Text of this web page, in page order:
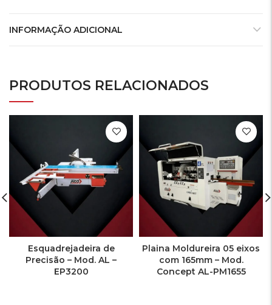
INFORMAÇÃO ADICIONAL
PRODUTOS RELACIONADOS
Esquadrejadeira de
Precisão – Mod. AL –
EP3200
Plaina Moldureira 05 eixos
com 165mm – Mod.
Concept AL-PM1655